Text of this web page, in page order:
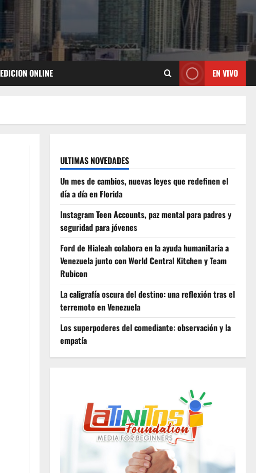
EDICION ONLINE EN VIVO
ULTIMAS NOVEDADES
Un mes de cambios, nuevas leyes que redefinen el
día a día en Florida
Instagram Teen Accounts, paz mental para padres y
seguridad para jóvenes
Ford de Hialeah colabora en la ayuda humanitaria a
Venezuela junto con World Central Kitchen y Team
Rubicon
La caligrafía oscura del destino: una reflexión tras el
terremoto en Venezuela
Los superpoderes del comediante: observación y la
empatía